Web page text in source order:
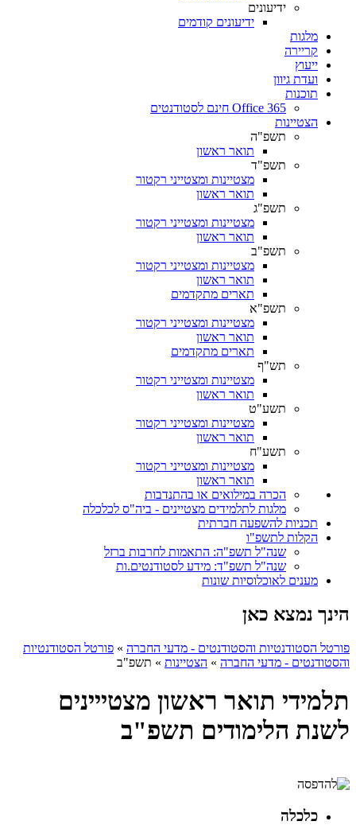
ידיעונים
ידיעונים קודמים
מלגות
קריירה
ייעוץ
ועדת גיוון
תוכנות
Office 365 חינם לסטודנטים
הצטיינות
תשפ"ה
תואר ראשון
תשפ"ד
מצטיינות ומצטייני רקטור
תואר ראשון
תשפ"ג
מצטיינות ומצטייני רקטור
תואר ראשון
תשפ"ב
מצטיינות ומצטייני רקטור
תואר ראשון
תארים מתקדמים
תשפ"א
מצטיינות ומצטייני רקטור
תואר ראשון
תארים מתקדמים
תש"ף
מצטיינות ומצטייני רקטור
תואר ראשון
תשע"ט
מצטיינות ומצטייני רקטור
תואר ראשון
תשע"ח
מצטיינות ומצטייני רקטור
תואר ראשון
הכרה במילואים או בהתנדבות
מלגות לתלמידים מצטיינים - ביה"ס לכלכלה
תכניות להשפעה חברתית
הקלות לתשפ"ו
שנה"ל תשפ"ה: התאמות לחרבות ברזל
שנה"ל תשפ"ד: מידע לסטודנטים.ות
מענים לאוכלוסיות שונות
הינך נמצא כאן
פורטל הסטודנטיות והסטודנטים - מדעי החברה » פורטל הסטודנטיות
והסטודנטים - מדעי החברה » הצטיינות » תשפ"ב
תלמידי תואר ראשון מצטייינים
לשנת הלימודים תשפ"ב
כלכלה